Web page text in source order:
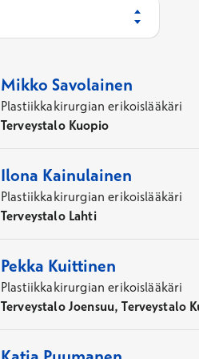
Mikko Savolainen
Plastiikkakirurgian erikoislääkäri
Terveystalo Kuopio
Ilona Kainulainen
Plastiikkakirurgian erikoislääkäri
Terveystalo Lahti
Pekka Kuittinen
Plastiikkakirurgian erikoislääkäri
Terveystalo Joensuu, Terveystalo